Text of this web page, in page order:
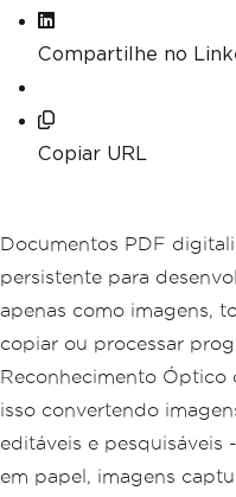
Compartilhe no
Copiar URL
Documentos PDF
persistente para
apenas como imagens,
copiar ou processar
Reconhecimento Óptico
isso convertendo
editáveis e
em papel, imagens